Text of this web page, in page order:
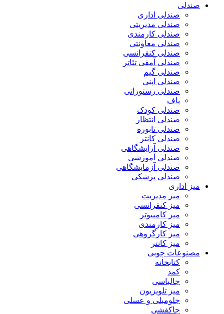
صندلی
صندلی اداری
صندلی مدیریتی
صندلی کارمندی
صندلی معاونتی
صندلی کنفرانسی
صندلی آمفی تئاتر
صندلی گیم
صندلی اپنی
صندلی رستورانی
پاف
صندلی کودک
صندلی انتظار
صندلی تابوره
صندلی کانتر
صندلی آرایشگاهی
صندلی آموزشی
صندلی آزمایشگاهی
صندلی پزشکی
میز اداری
میز مدیریت
میز کنفرانسی
میز کامپیوتر
میز کارمندی
میز کارگروهی
میز کانتر
مصنوعات چوبی
کتابخانه
کمد
جالباسی
میز تلویزیون
جلومبلی و عسلی
جاکفشی